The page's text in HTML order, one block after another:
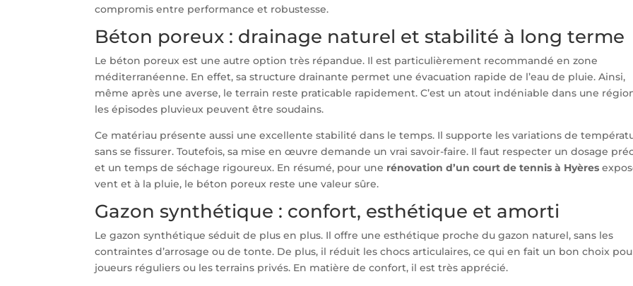
compromis entre performance et robustesse.
Béton poreux : drainage naturel et stabilité à long terme
Le béton poreux est une autre option très répandue. Il est particulièrement recommandé en zone
méditerranéenne. En effet, sa structure drainante permet une évacuation rapide de l’eau de pluie. Ainsi,
même après une averse, le terrain reste praticable rapidement. C’est un atout indéniable dans une
les épisodes pluvieux peuvent être soudains.
Ce matériau présente aussi une excellente stabilité dans le temps. Il supporte les variations de
sans se fissurer. Toutefois, sa mise en œuvre demande un vrai savoir-faire. Il faut respecter un dosage
et un temps de séchage rigoureux. En résumé, pour une rénovation d’un court de tennis à Hyères
vent et à la pluie, le béton poreux reste une valeur sûre.
Gazon synthétique : confort, esthétique et amorti
Le gazon synthétique séduit de plus en plus. Il offre une esthétique proche du gazon naturel, sans les
contraintes d’arrosage ou de tonte. De plus, il réduit les chocs articulaires, ce qui en fait un bon choix
joueurs réguliers ou les terrains privés. En matière de confort, il est très apprécié.